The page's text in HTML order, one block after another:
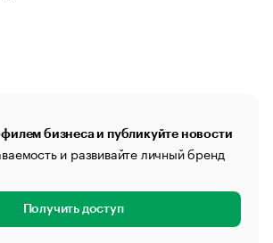
бизнеса и публикуйте новости
и развивайте личный бренд
Получить доступ